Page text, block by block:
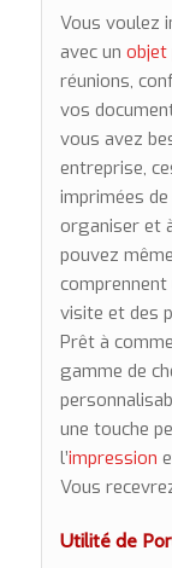
Vous voulez
avec un objet
réunions,
vos
vous avez
entreprise,
imprimées
organiser et
pouvez
visite et des
Prêt à
gamme de
une touche
l’impression
Vous
Utilité de